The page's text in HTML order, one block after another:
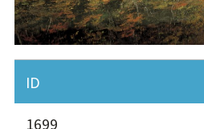
ID
1699